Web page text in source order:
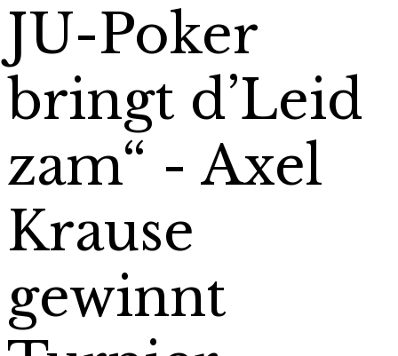
JU-Poker
bringt d’Leid
zam“ - Axel
Krause
gewinnt